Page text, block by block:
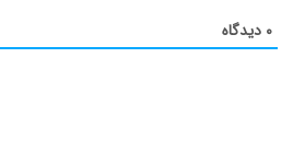
۰ دیدگاه